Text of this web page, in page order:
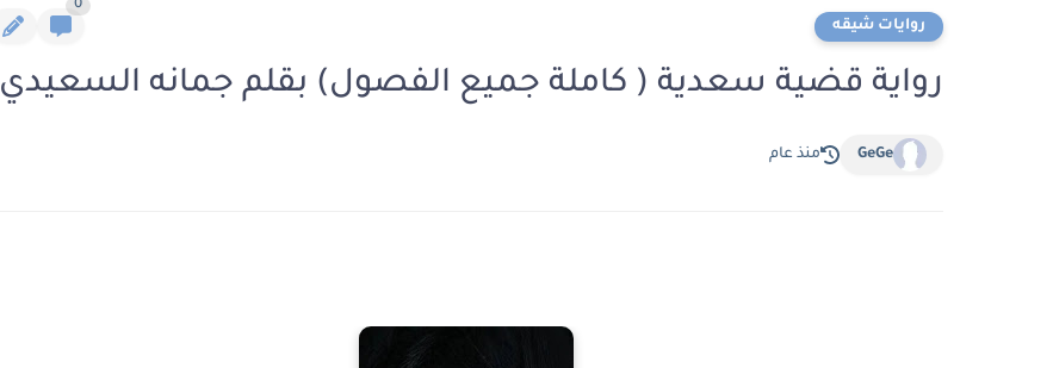
روايات شيقه
0
رواية قضية سعدية ( كاملة جميع الفصول) بقلم جمانه السعيدي
GeGe منذ عام